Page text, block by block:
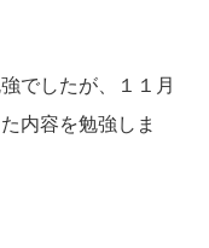
でしたが、１１月
内容を勉強しま